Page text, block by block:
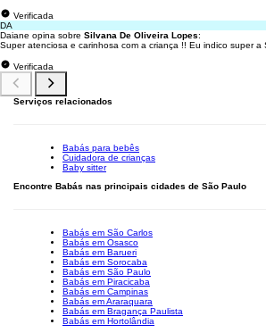
Verificada
DA
Daiane opina sobre Silvana De Oliveira Lopes:
Super atenciosa e carinhosa com a criança !! Eu indico super a
Verificada
Serviços relacionados
Babás para bebês
Cuidadora de crianças
Baby sitter
Encontre Babás nas principais cidades de São Paulo
Babás em São Carlos
Babás em Osasco
Babás em Barueri
Babás em Sorocaba
Babás em São Paulo
Babás em Piracicaba
Babás em Campinas
Babás em Araraquara
Babás em Bragança Paulista
Babás em Hortolândia